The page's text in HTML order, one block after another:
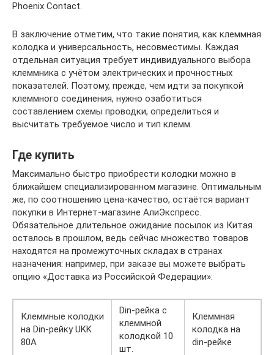
Phoenix Contact.
В заключение отметим, что такие понятия, как клеммная
колодка и универсальность, несовместимы. Каждая
отдельная ситуация требует индивидуального выбора
клеммника с учётом электрических и прочностных
показателей. Поэтому, прежде, чем идти за покупкой
клеммного соединения, нужно озаботиться
составлением схемы проводки, определиться и
высчитать требуемое число и тип клемм.
Где купить
Максимально быстро приобрести колодки можно в
ближайшем специализированном магазине. Оптимальным
же, по соотношению цена-качество, остаётся вариант
покупки в Интернет-магазине АлиЭкспресс.
Обязательное длительное ожидание посылок из Китая
осталось в прошлом, ведь сейчас множество товаров
находятся на промежуточных складах в странах
назначения: например, при заказе вы можете выбрать
опцию «Доставка из Российской Федерации»:
Клеммные колодки
на Din-рейку UKK
80A
Din-рейка с
клеммной
колодкой 10
шт.
Клеммная
колодка на
din-рейке